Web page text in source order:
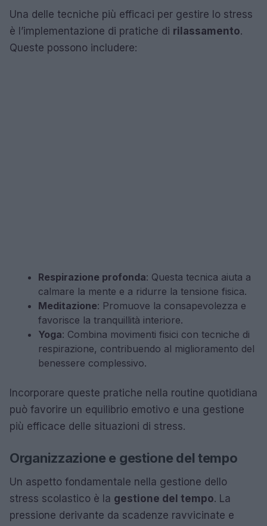
Una delle tecniche più efficaci per gestire lo stress
è l’implementazione di pratiche di rilassamento.
Queste possono includere:
Respirazione profonda: Questa tecnica aiuta a
calmare la mente e a ridurre la tensione fisica.
Meditazione: Promuove la consapevolezza e
favorisce la tranquillità interiore.
Yoga: Combina movimenti fisici con tecniche di
respirazione, contribuendo al miglioramento del
benessere complessivo.
Incorporare queste pratiche nella routine quotidiana
può favorire un equilibrio emotivo e una gestione
più efficace delle situazioni di stress.
Organizzazione e gestione del tempo
Un aspetto fondamentale nella gestione dello
stress scolastico è la gestione del tempo. La
pressione derivante da scadenze ravvicinate e